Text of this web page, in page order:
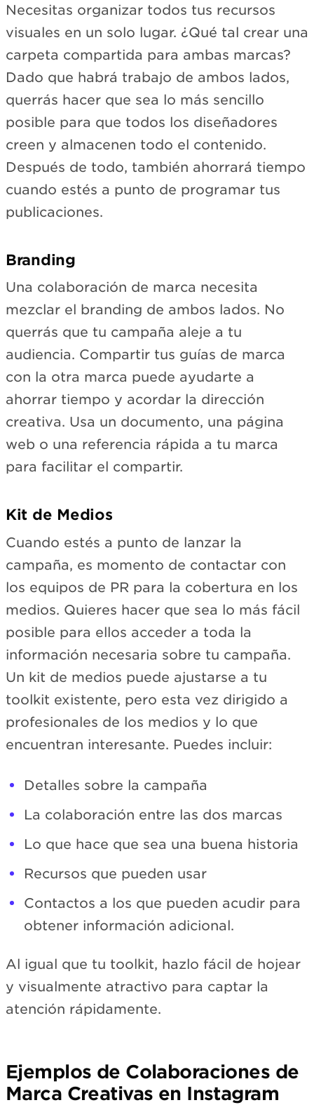
Necesitas organizar todos tus recursos
visuales en un solo lugar. ¿Qué tal crear una
carpeta compartida para ambas marcas?
Dado que habrá trabajo de ambos lados,
querrás hacer que sea lo más sencillo
posible para que todos los diseñadores
creen y almacenen todo el contenido.
Después de todo, también ahorrará tiempo
cuando estés a punto de programar tus
publicaciones.
Branding
Una colaboración de marca necesita
mezclar el branding de ambos lados. No
querrás que tu campaña aleje a tu
audiencia. Compartir tus guías de marca
con la otra marca puede ayudarte a
ahorrar tiempo y acordar la dirección
creativa. Usa un documento, una página
web o una referencia rápida a tu marca
para facilitar el compartir.
Kit de Medios
Cuando estés a punto de lanzar la
campaña, es momento de contactar con
los equipos de PR para la cobertura en los
medios. Quieres hacer que sea lo más fácil
posible para ellos acceder a toda la
información necesaria sobre tu campaña.
Un kit de medios puede ajustarse a tu
toolkit existente, pero esta vez dirigido a
profesionales de los medios y lo que
encuentran interesante. Puedes incluir:
Detalles sobre la campaña
La colaboración entre las dos marcas
Lo que hace que sea una buena historia
Recursos que pueden usar
Contactos a los que pueden acudir para
obtener información adicional.
Al igual que tu toolkit, hazlo fácil de hojear
y visualmente atractivo para captar la
atención rápidamente.
Ejemplos de Colaboraciones de
Marca Creativas en Instagram